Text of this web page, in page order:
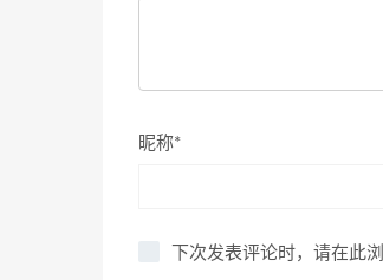
昵称*
下次发表评论时，请在此